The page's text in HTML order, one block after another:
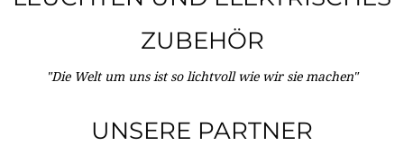
ZUBEHÖR
"Die Welt um uns ist so lichtvoll wie wir sie machen"
UNSERE PARTNER